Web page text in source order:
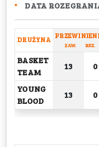
DATA
DRUŻYNA
ZAW. REZ.
BASKET
TEAM
13 0
YOUNG
BLOOD
13 0